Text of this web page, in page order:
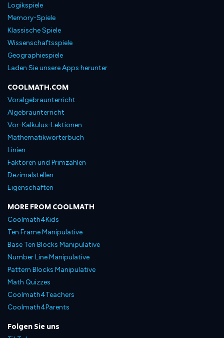
Logikspiele
Memory-Spiele
Klassische Spiele
Wissenschaftsspiele
Geographiespiele
Laden Sie unsere Apps herunter
COOLMATH.COM
Voralgebraunterricht
Algebraunterricht
Vor-Kalkulus-Lektionen
Mathematikwörterbuch
Linien
Faktoren und Primzahlen
Dezimalstellen
Eigenschaften
MORE FROM COOLMATH
Coolmath4Kids
Ten Frame Manipulative
Base Ten Blocks Manipulative
Number Line Manipulative
Pattern Blocks Manipulative
Math Quizzes
Coolmath4Teachers
Coolmath4Parents
Folgen Sie uns